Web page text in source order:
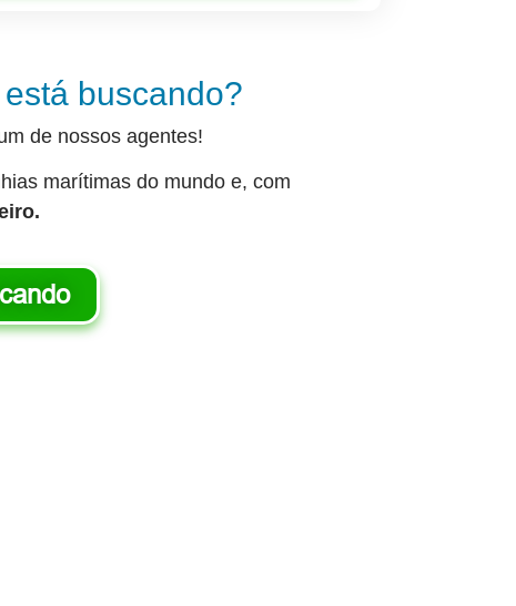
buscando?
de nossos agentes!
marítimas do mundo e, com